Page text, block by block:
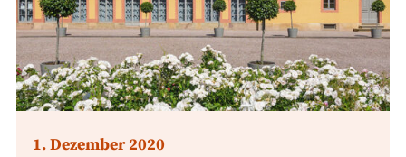
1. Dezember 2020